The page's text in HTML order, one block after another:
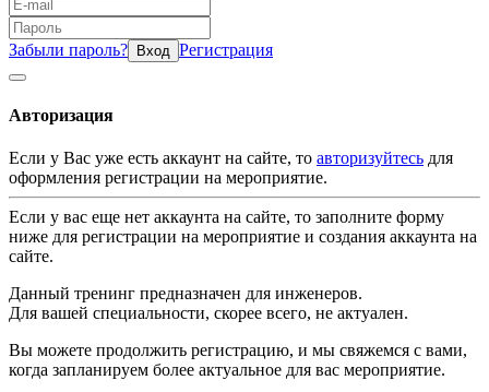
Забыли пароль? Вход Регистрация
Авторизация
Если у Вас уже есть аккаунт на сайте, то авторизуйтесь для
оформления регистрации на мероприятие.
Если у вас еще нет аккаунта на сайте, то заполните форму
ниже для регистрации на мероприятие и создания аккаунта на
сайте.
Данный тренинг предназначен для инженеров.
Для вашей специальности, скорее всего, не актуален.
Вы можете продолжить регистрацию, и мы свяжемся с вами,
когда запланируем более актуальное для вас мероприятие.